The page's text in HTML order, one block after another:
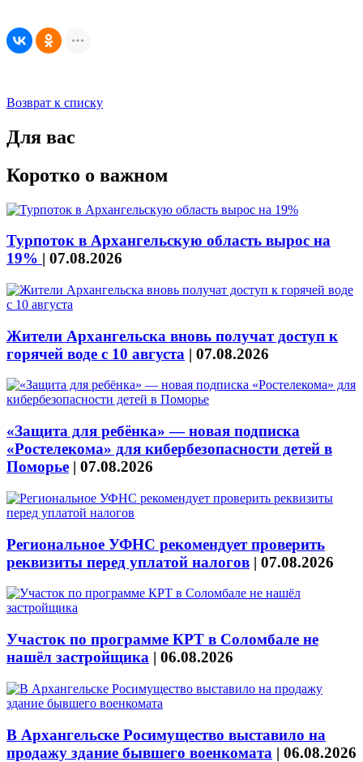
Возврат к списку
Для вас
Коротко о важном
Турпоток в Архангельскую область вырос на
19% | 07.08.2026
Жители Архангельска вновь получат доступ к
горячей воде с 10 августа | 07.08.2026
«Защита для ребёнка» — новая подписка
«Ростелекома» для кибербезопасности детей в
Поморье | 07.08.2026
Региональное УФНС рекомендует проверить
реквизиты перед уплатой налогов | 07.08.2026
Участок по программе КРТ в Соломбале не
нашёл застройщика | 06.08.2026
В Архангельске Росимущество выставило на
продажу здание бывшего военкомата | 06.08.2026